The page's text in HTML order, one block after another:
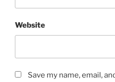
Website
Save my name, email,